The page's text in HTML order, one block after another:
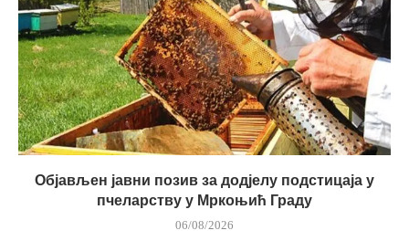
Објављен јавни позив за додјелу подстицаја у
пчеларству у Мркоњић Граду
06/08/2026